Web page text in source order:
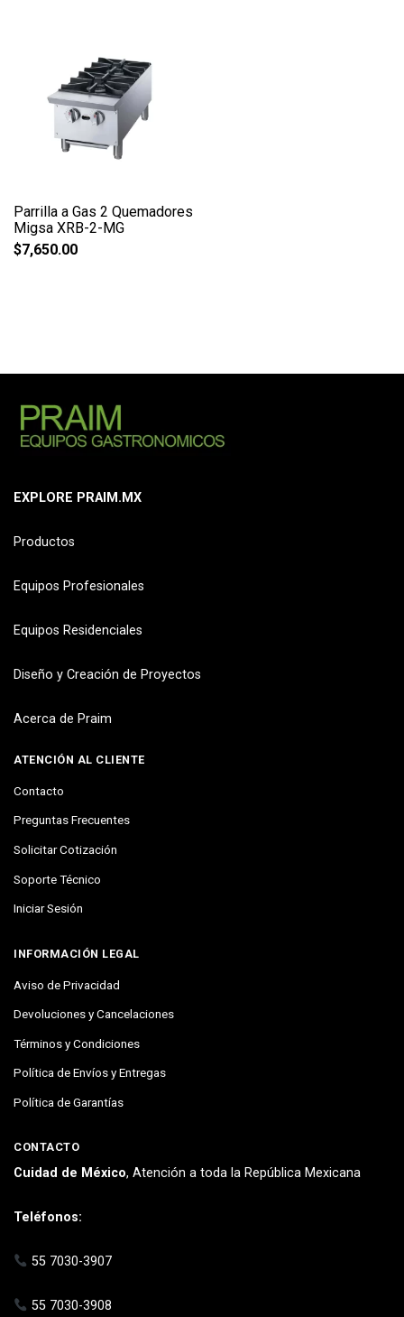
Parrilla a Gas 2 Quemadores
Migsa XRB-2-MG
$7,650.00
EXPLORE PRAIM.MX
Productos
Equipos Profesionales
Equipos Residenciales
Diseño y Creación de Proyectos
Acerca de Praim
ATENCIÓN AL CLIENTE
Contacto
Preguntas Frecuentes
Solicitar Cotización
Soporte Técnico
Iniciar Sesión
INFORMACIÓN LEGAL
Aviso de Privacidad
Devoluciones y Cancelaciones
Términos y Condiciones
Política de Envíos y Entregas
Política de Garantías
CONTACTO
Cuidad de México, Atención a toda la República Mexicana
Teléfonos:
55 7030-3907
55 7030-3908